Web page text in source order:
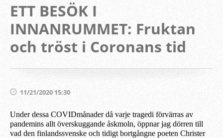
ETT BESÖK I
INNANRUMMET: Fruktan
och tröst i Coronans tid
11/21/2020 15:30
Under dessa COVIDmånader då varje tragedi förvärras av
pandemins allt överskuggande åskmoln, öppnar jag dörren till
vad den finlandssvenske och tidigt bortgångne poeten Christer